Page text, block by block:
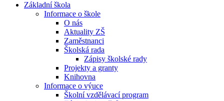
Základní škola
Informace o škole
O nás
Aktuality ZŠ
Zaměstnanci
Školská rada
Zápisy školské rady
Projekty a granty
Knihovna
Informace o výuce
Školní vzdělávací program